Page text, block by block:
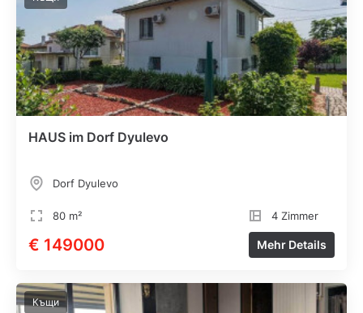
HAUS im Dorf Dyulevo
Dorf Dyulevo
80 m² 4 Zimmer
€ 149000 Mehr Details
Къщи